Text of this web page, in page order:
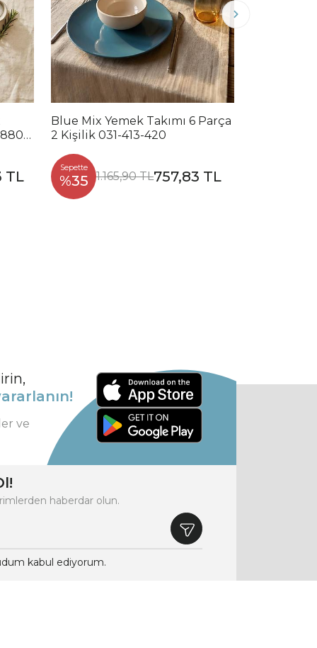
TL
Blue Mix Yemek Takımı 6 Parça
2 Kişilik 031-413-420
Sepette
%35 1.165,90 TL757,83 TL
ve
haberdar olun.
kabul ediyorum.